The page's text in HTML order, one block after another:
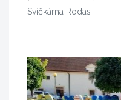
Svíčkárna Rodas